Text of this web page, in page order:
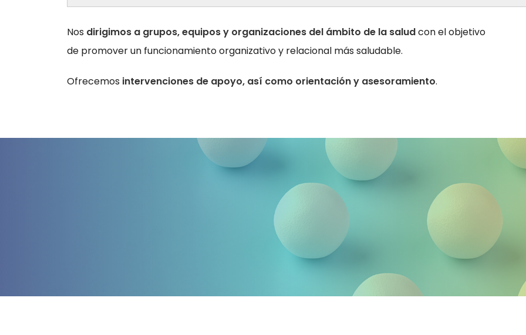
Nos dirigimos a grupos, equipos y organizaciones del ámbito de la saludcon el objetivo
de promover un funcionamiento organizativo y relacional más saludable.
Ofrecemos intervenciones de apoyo, así como orientación y asesoramiento.